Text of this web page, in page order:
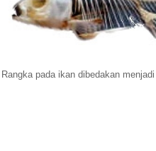
pada ikan dibedakan